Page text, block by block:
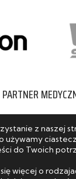
PARTNER
z naszej
używamy
do Twoich
więcej o